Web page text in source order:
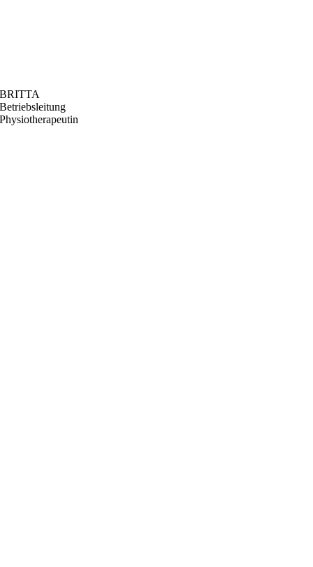
BRITTA
Betriebsleitung
Physiotherapeutin